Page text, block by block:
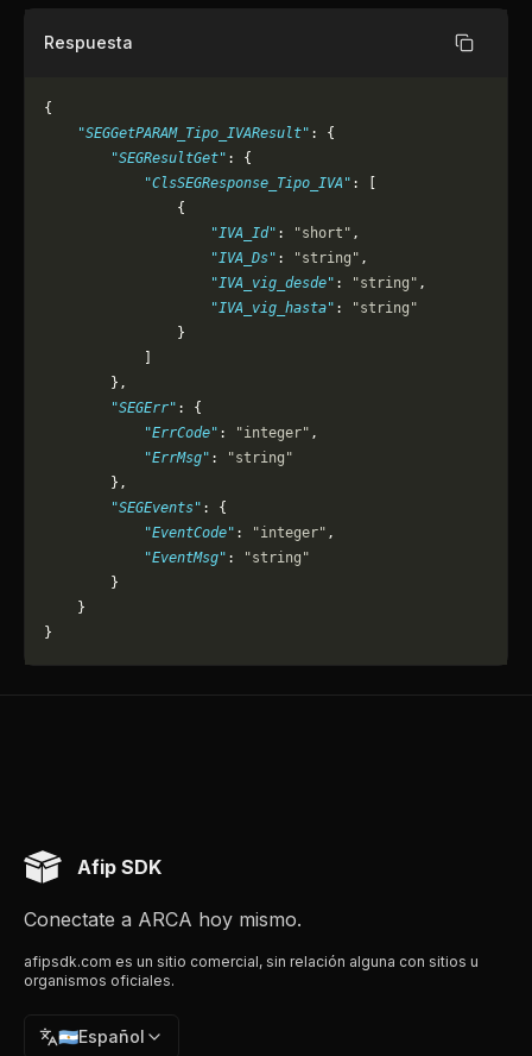
Respuesta Copiar
{
    "SEGGetPARAM_Tipo_IVAResult"
: {
        "SEGResultGet"
: {
            "ClsSEGResponse_Tipo_IVA"
: [
                {
                    "IVA_Id"
: "short" ,
                    "IVA_Ds"
: "string" ,
                    "IVA_vig_desde"
: "string" ,
                    "IVA_vig_hasta"
:
"string"
                }
        },
        "SEGErr"
: {
            "ErrCode"
: "integer" ,
            "ErrMsg"
:
"string"
        },
        "SEGEvents"
: {
            "EventCode"
: "integer" ,
            "EventMsg"
:
"string"
        }
    }
}
Afip SDK
Conectate a ARCA hoy mismo.
afipsdk.com es un sitio comercial, sin relación alguna con sitios u
organismos oficiales.
🇦🇷Español